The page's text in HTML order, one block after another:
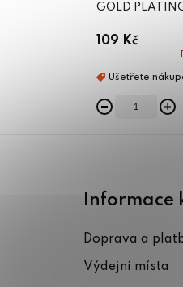
GOLD
109 Kč
Informace
Doprava a
Výdejní místa